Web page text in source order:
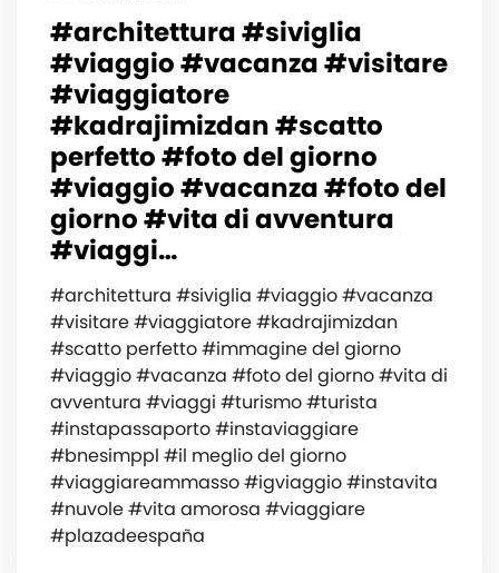
#architettura #siviglia
#viaggio #vacanza #visitare
#viaggiatore
#kadrajimizdan #scatto
perfetto #foto del giorno
#viaggio #vacanza #foto del
giorno #vita di avventura
#viaggi…
#architettura #siviglia #viaggio #vacanza
#visitare #viaggiatore #kadrajimizdan
#scatto perfetto #immagine del giorno
#viaggio #vacanza #foto del giorno #vita di
avventura #viaggi #turismo #turista
#instapassaporto #instaviaggiare
#bnesimppl #il meglio del giorno
#viaggiareammasso #igviaggio #instavita
#nuvole #vita amorosa #viaggiare
#plazadeespaña